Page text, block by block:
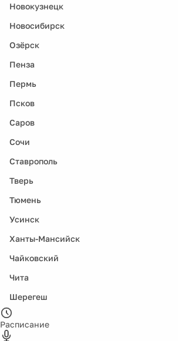
Новокузнецк
Новосибирск
Озёрск
Пенза
Пермь
Псков
Саров
Сочи
Ставрополь
Тверь
Тюмень
Усинск
Ханты-Мансийск
Чайковский
Чита
Шерегеш
Расписание